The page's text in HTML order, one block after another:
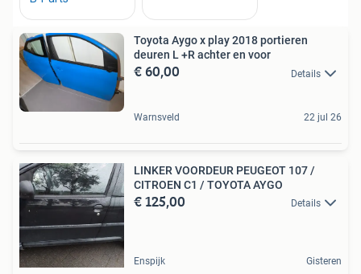
Toyota Aygo x play 2018 portieren
deuren L +R achter en voor
€ 60,00 Details
Warnsveld 22 jul 26
LINKER VOORDEUR PEUGEOT 107 /
CITROEN C1 / TOYOTA AYGO
€ 125,00 Details
Enspijk Gisteren